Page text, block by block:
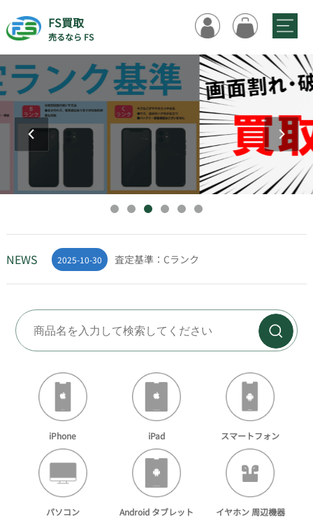
FS買取
売るなら FS
NEWS
佐川急便・着払いキャンペーン
2026-05-07 GW休業のお知らせ:5月2日～6日
ューアルについて
2025-10-30 査定基準：Cランク
2025-10-30 査定基準：Aランク
2026-05-07 GW休業のお知らせ:5月2日～6日
iPhone iPad スマートフォン
パソコン Android タブレット イヤホン 周辺機器